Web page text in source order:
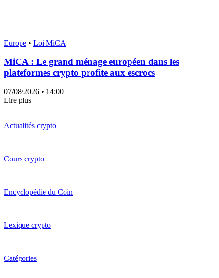
Europe • Loi MiCA
MiCA : Le grand ménage européen dans les
plateformes crypto profite aux escrocs
07/08/2026 • 14:00
Lire plus
Actualités crypto
Cours crypto
Encyclopédie du Coin
Lexique crypto
Catégories